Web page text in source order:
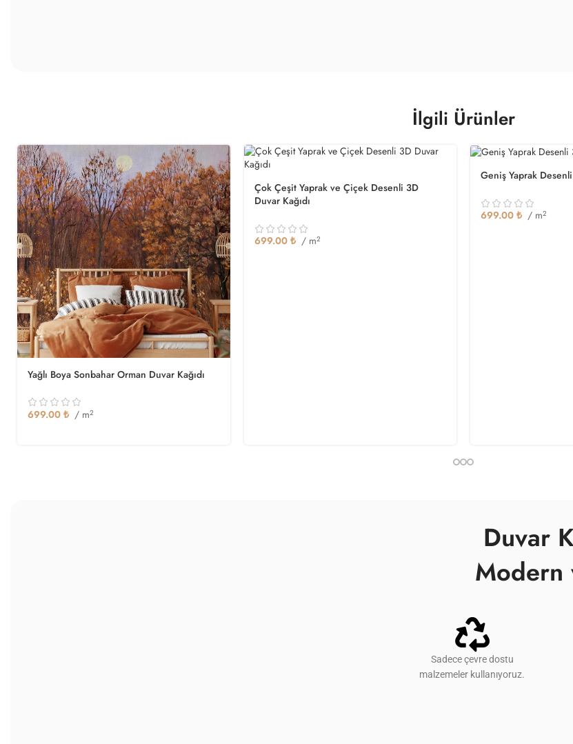
İlgili Ürünler
Yağlı Boya Sonbahar Orman Duvar Kağıdı
699.00 ₺ / m2
Çok Çeşit Yaprak ve Çiçek Desenli 3D
Duvar Kağıdı
699.00 ₺ / m2
Geniş Yaprak
699.00 ₺ / m2
Duvar
Modern
Sadece çevre dostu
malzemeler kullanıyoruz.